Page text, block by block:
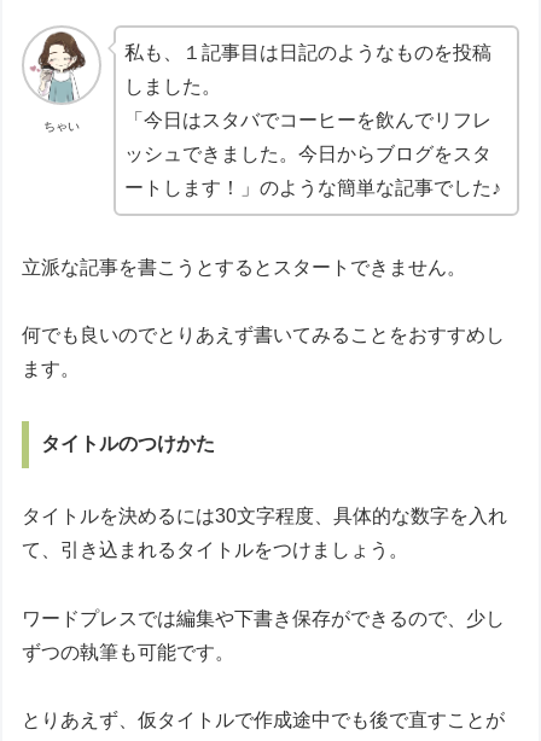
ちゃい
私も、１記事目は日記のようなものを投稿
しました。
「今日はスタバでコーヒーを飲んでリフレ
ッシュできました。今日からブログをスタ
ートします！」のような簡単な記事でした♪
立派な記事を書こうとするとスタートできません。
何でも良いのでとりあえず書いてみることをおすすめし
ます。
タイトルのつけかた
タイトルを決めるには30文字程度、具体的な数字を入れ
て、引き込まれるタイトルをつけましょう。
ワードプレスでは編集や下書き保存ができるので、少し
ずつの執筆も可能です。
とりあえず、仮タイトルで作成途中でも後で直すことが